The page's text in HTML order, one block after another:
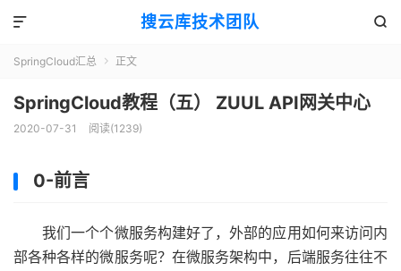
搜云库技术团队 

SpringCloud汇总  正文
SpringCloud教程（五） ZUUL API网关中心
2020-07-31 阅读(1239)
0-前言
我们一个个微服务构建好了，外部的应用如何来访问内
部各种各样的微服务呢？在微服务架构中，后端服务往往不